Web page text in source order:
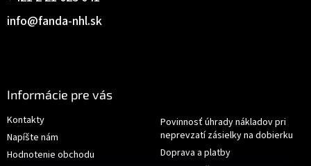
info@fanda-nhl.sk
Informácie pre vás
Kontakty
Napíšte nám
Hodnotenie obchodu
Povinnosť úhrady nákladov pri
neprevzatí zásielky na dobierku
Doprava a platby